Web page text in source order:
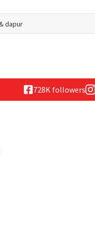
728K followers